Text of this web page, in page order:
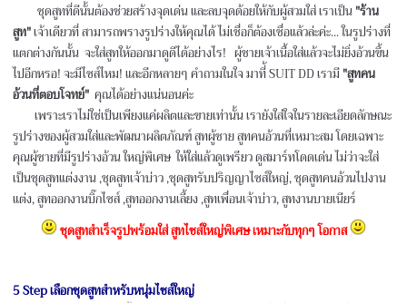
ชุดสูทที่ดีนั้นต้องช่วยสร้างจุดเด่น และลบจุดด้อยให้กับผู้สวมใส่ เราเป็น"ร้าน
สูท"เจ้าเดียวที่ สามารถพรางรูปร่างให้คุณได้ ไม่เชื่อก็ต้องเชื่อแล้วล่ะค่ะ... ในรูปร่างที่
แตกต่างกันนั้น จะใส่สูทให้ออกมาดูดีได้อย่างไร! ผู้ชายเจ้าเนื้อใส่แล้วจะไม่ยิ่งอ้วนขึ้น
ไปอีกหรอ! จะมีไซส์ไหม! และอีกหลายๆ คำถามในใจ มาที่้ SUIT DD เรามี"สูทคน
อ้วนที่ตอบโจทย์" คุณได้อย่างแน่นอนค่ะ
เพราะเราไม่ใช่เป็นเพียงแค่ผลิตและขายเท่านั้น เรายังใส่ใจในรายละเอียดลักษณะ
รูปร่างของผู้สวมใส่และพัฒนาผลิตภัณฑ์ สูทผู้ชาย สูทคนอ้วนที่เหมาะสม โดยเฉพาะ
คุณผู้ชายที่มีรูปร่างอ้วน ใหญ่พิเศษ ให้ใส่แล้วดูเพรียว ดูสมาร์ทโดดเด่น ไม่ว่าจะใส่
เป็นชุดสูทแต่งงาน ,ชุดสูทเจ้าบ่าว ,ชุดสูทรับปริญญาไซส์ใหญ่, ชุดสูทคนอ้วนไปงาน
แต่ง, สูทออกงานบิ๊กไซส์ ,สูทออกงานเลี้ยง ,สูทเพื่อนเจ้าบ่าว, สูทงานบายเนียร์
ชุดสูทสำเร็จรูปพร้อมใส่ สูทไซส์ใหญ่พิเศษ เหมาะกับทุกๆ โอกาส
5 Step เลือกชุดสูทสำหรับหนุ่มไซส์ใหญ่